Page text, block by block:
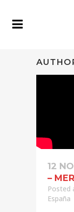
12
–
Posted
España